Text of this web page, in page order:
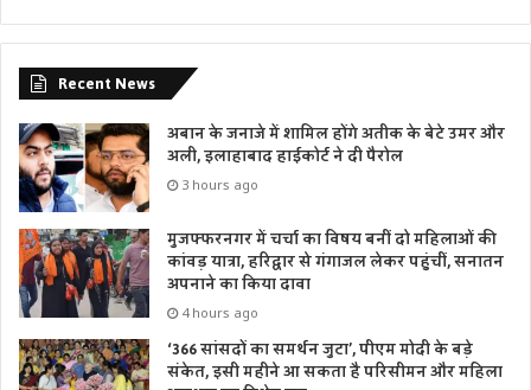
Recent News
अबान के जनाजे में शामिल होंगे अतीक के बेटे उमर और
अली, इलाहाबाद हाईकोर्ट ने दी पैरोल
3 hours ago
मुजफ्फरनगर में चर्चा का विषय बनीं दो महिलाओं की
कांवड़ यात्रा, हरिद्वार से गंगाजल लेकर पहुंचीं, सनातन
अपनाने का किया दावा
4 hours ago
‘366 सांसदों का समर्थन जुटा’, पीएम मोदी के बड़े
संकेत, इसी महीने आ सकता है परिसीमन और महिला